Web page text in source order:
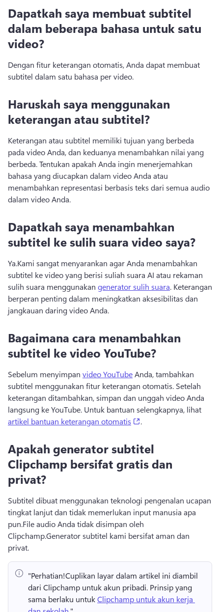
Dapatkah saya membuat subtitel
dalam beberapa bahasa untuk satu
video?
Dengan fitur keterangan otomatis, Anda dapat membuat
subtitel dalam satu bahasa per video.
Haruskah saya menggunakan
keterangan atau subtitel?
Keterangan atau subtitel memiliki tujuan yang berbeda
pada video Anda, dan keduanya menambahkan nilai yang
berbeda. Tentukan apakah Anda ingin menerjemahkan
bahasa yang diucapkan dalam video Anda atau
menambahkan representasi berbasis teks dari semua audio
dalam video Anda.
Dapatkah saya menambahkan
subtitel ke sulih suara video saya?
Ya.Kami sangat menyarankan agar Anda menambahkan
subtitel ke video yang berisi suliah suara AI atau rekaman
sulih suara menggunakan generator sulih suara. Keterangan
berperan penting dalam meningkatkan aksesibilitas dan
jangkauan daring video Anda.
Bagaimana cara menambahkan
subtitel ke video YouTube?
Sebelum menyimpan video YouTube Anda, tambahkan
subtitel menggunakan fitur keterangan otomatis. Setelah
keterangan ditambahkan, simpan dan unggah video Anda
langsung ke YouTube. Untuk bantuan selengkapnya, lihat
artikel bantuan keterangan otomatis
.
Apakah generator subtitel
Clipchamp bersifat gratis dan
privat?
Subtitel dibuat menggunakan teknologi pengenalan ucapan
tingkat lanjut dan tidak memerlukan input manusia apa
pun.File audio Anda tidak disimpan oleh
Clipchamp.Generator subtitel kami bersifat aman dan
privat.
"Perhatian!Cuplikan layar dalam artikel ini diambil
dari Clipchamp untuk akun pribadi. Prinsip yang
sama berlaku untuk Clipchamp untuk akun kerja